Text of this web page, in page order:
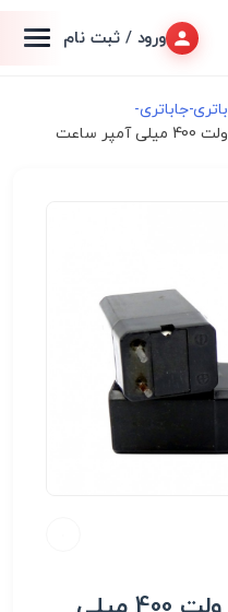
ورود / ثبت نام
باتری-جاباتری-